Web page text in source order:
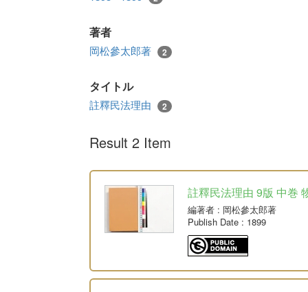
著者
岡松參太郎著 2
タイトル
註釋民法理由 2
Result 2 Item
註釋民法理由 9版 中巻
編著者 : 岡松參太郎著
Publish Date : 1899